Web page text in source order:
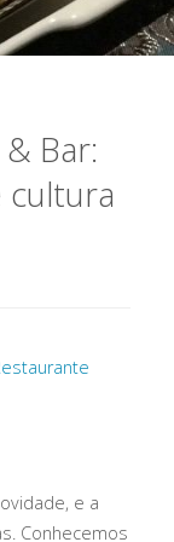
Bar:
cultura
e a
Conhecemos